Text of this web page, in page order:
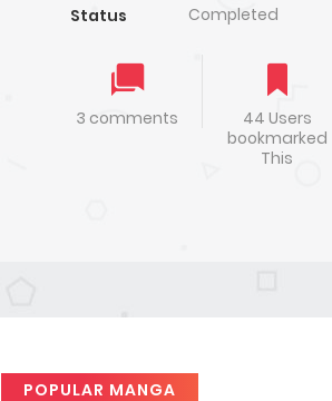
Status
Completed
3 comments
44 Users
bookmarked
This
POPULAR MANGA